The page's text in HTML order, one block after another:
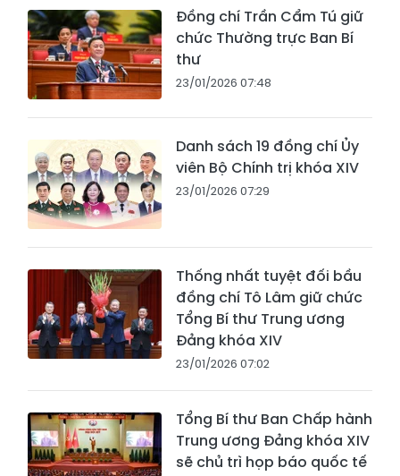
Đồng chí Trần Cẩm Tú giữ
chức Thường trực Ban Bí
thư
23/01/2026 07:48
Danh sách 19 đồng chí Ủy
viên Bộ Chính trị khóa XIV
23/01/2026 07:29
Thống nhất tuyệt đối bầu
đồng chí Tô Lâm giữ chức
Tổng Bí thư Trung ương
Đảng khóa XIV
23/01/2026 07:02
Tổng Bí thư Ban Chấp hành
Trung ương Đảng khóa XIV
sẽ chủ trì họp báo quốc tế